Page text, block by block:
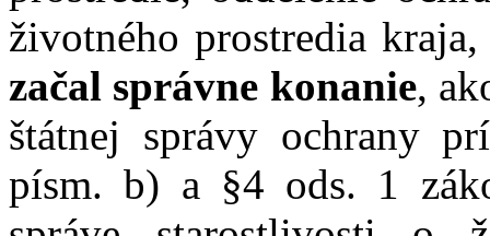
životného prostredia
začal správne konanie,
štátnej správy ochrany
písm. b) a §4 ods. 1